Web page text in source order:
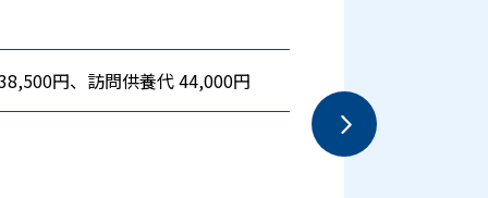
円、訪問供養代 44,000円